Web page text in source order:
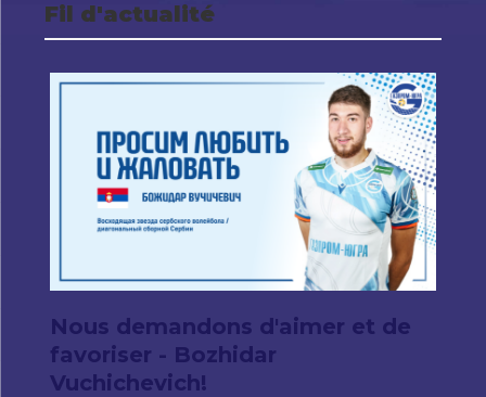
Fil d'actualité
Nous demandons d'aimer et de
favoriser - Bozhidar
Vuchichevich!